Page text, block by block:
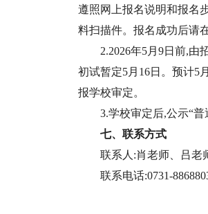
遵照网上报名说明和报名
料扫描件。报名成功后请
2.2026年5月 9日前,由
初试暂定5月 16日。预计5
报学校审定。
3.学校审定后,公示“普
七、联系方式
联系人:肖老师、吕老
联系电话:0731-